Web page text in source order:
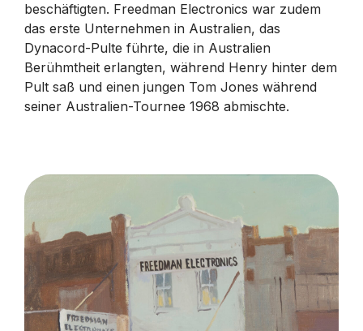
beschäftigten. Freedman Electronics war zudem
das erste Unternehmen in Australien, das
Dynacord-Pulte führte, die in Australien
Berühmtheit erlangten, während Henry hinter dem
Pult saß und einen jungen Tom Jones während
seiner Australien-Tournee 1968 abmischte.